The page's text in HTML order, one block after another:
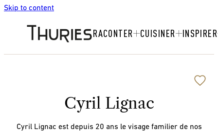
Skip to content
RACONTER CUISINER INSPIRER
Cyril Lignac
Cyril Lignac est depuis 20 ans le visage familier de nos